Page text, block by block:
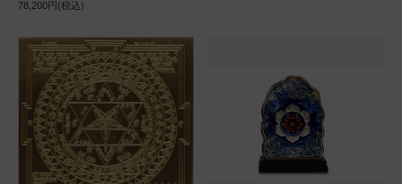
78,200円(税込)